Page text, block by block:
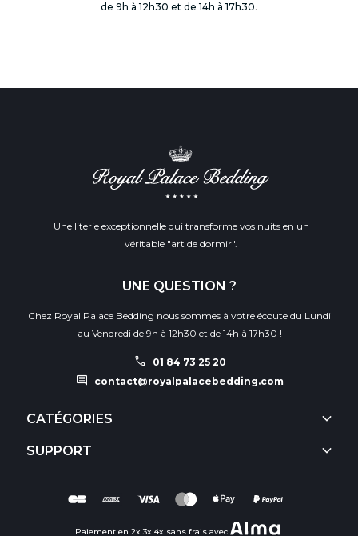
de 9h à 12h30 et de 14h à 17h30.
Une literie exceptionnelle qui transforme vos nuits en un
véritable "art de dormir".
UNE QUESTION ?
Chez Royal Palace Bedding nous sommes à votre écoute du Lundi
au Vendredi de 9h à 12h30 et de 14h à 17h30 !
call 01 84 73 25 20
comment contact@royalpalacebedding.com
CATÉGORIES keyboard_arrow_down
SUPPORT keyboard_arrow_down
Paiement en 2x 3x 4x sans frais avec